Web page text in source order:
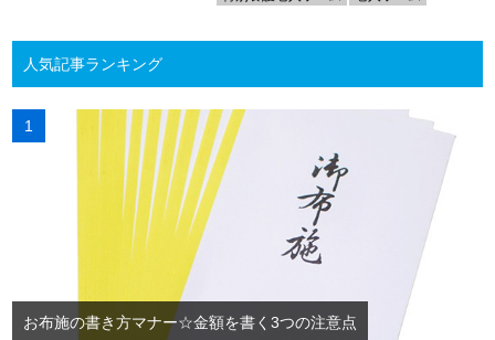
人気記事ランキング
お布施の書き方マナー☆金額を書く3つの注意点